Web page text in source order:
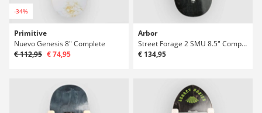
-34%
Primitive
Nuevo Genesis 8" Complete
€ 112,95 € 74,95
Arbor
Street Forage 2 SMU 8.5" Complete
€ 134,95